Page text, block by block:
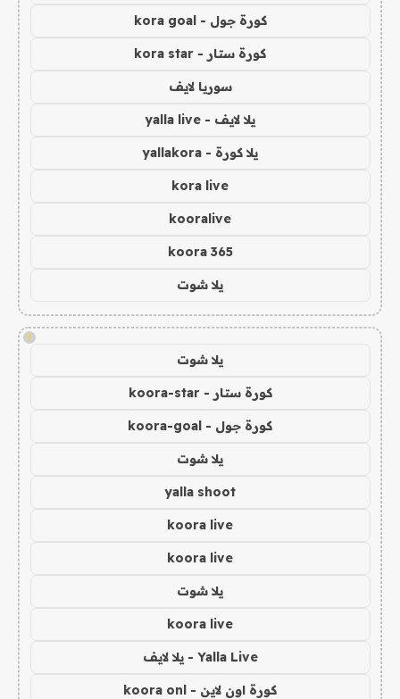
كورة جول - kora goal
كورة ستار - kora star
سوريا لايف
يلا لايف - yalla live
يلا كورة - yallakora
kora live
kooralive
koora 365
يلا شوت
!
يلا شوت
كورة ستار - koora-star
كورة جول - koora-goal
يلا شوت
yalla shoot
koora live
koora live
يلا شوت
koora live
Yalla Live - يلا لايف
كورة اون لاين - koora onl